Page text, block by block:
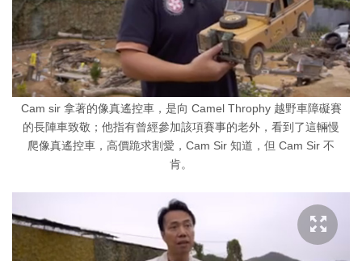
Cam sir 拿著的像真遙控車，是向 Camel Throphy 越野車障礙賽
的長陣車致敬；他指有曾經參加該項賽事的老外，看到了這輛慢
爬像真遙控車，高價跪求割愛，Cam Sir 知道，但 Cam Sir 不
肯。